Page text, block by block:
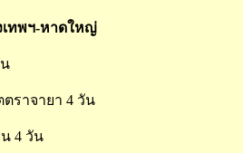
เทพฯ-หาดใหญ่
ตราจายา 4 วัน
4 วัน